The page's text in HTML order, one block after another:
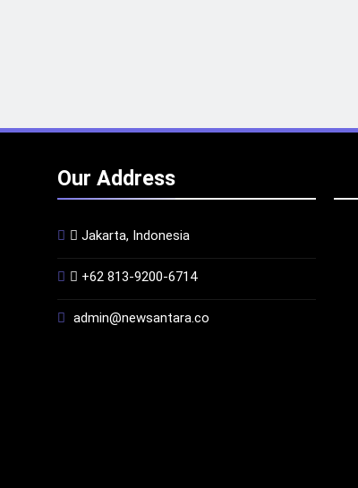
Our Address
Jakarta, Indonesia
+62 813-9200-6714
admin@newsantara.co